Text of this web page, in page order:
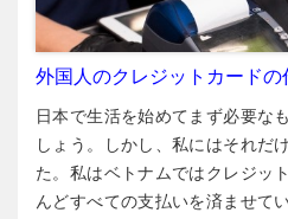
外国人のクレジットカードの
日本で生活を始めてまず必要な
しょう。しかし、私にはそれだ
た。私はベトナムではクレジッ
んどすべての支払いを済ませて